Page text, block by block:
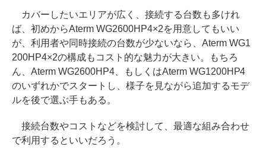
カバーしたいエリアが広く、接続する台数も多けれ
ば、初めからAterm WG2600HP4×2を用意してもいい
が、利用者や同時接続の台数が少ないなら、Aterm WG1
200HP4×2の構成もコスト的な魅力が大きい。もちろ
ん、Aterm WG2600HP4、もしくはAterm WG1200HP4
のいずれかでスタートし、様子を見ながら追加するモデ
ルを後で選ぶ手もある。
接続台数やコストなどを検討して、最適な組み合わせ
で利用するといいだろう。